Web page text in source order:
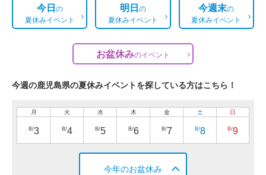
今日の
夏休みイベント
明日の
夏休みイベント
今週末の
夏休みイベント
お盆休みのイベント
今週の鹿児島県の夏休みイベントを探している方はこちら！
月
8/3
火
8/4
水
8/5
木
8/6
金
8/7
土
8/8
日
8/9
今年のお盆休み